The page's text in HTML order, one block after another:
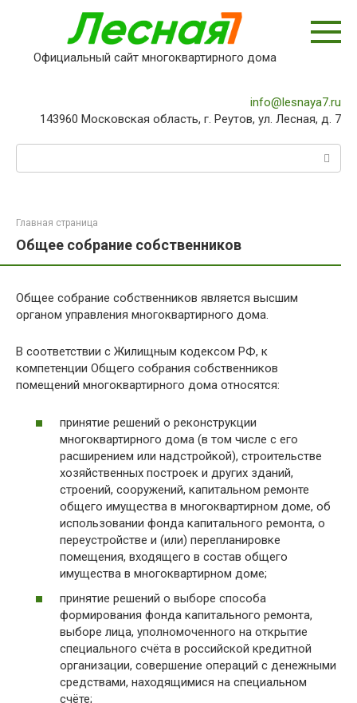
Официальный сайт многоквартирного дома
info@lesnaya7.ru
143960 Московская область, г. Реутов, ул. Лесная, д. 7
Главная страница
Общее собрание собственников
Общее собрание собственников является высшим
органом управления многоквартирного дома.
В соответствии с Жилищным кодексом РФ, к
компетенции Общего собрания собственников
помещений многоквартирного дома относятся:
принятие решений о реконструкции
многоквартирного дома (в том числе с его
расширением или надстройкой), строительстве
хозяйственных построек и других зданий,
строений, сооружений, капитальном ремонте
общего имущества в многоквартирном доме, об
использовании фонда капитального ремонта, о
переустройстве и (или) перепланировке
помещения, входящего в состав общего
имущества в многоквартирном доме;
принятие решений о выборе способа
формирования фонда капитального ремонта,
выборе лица, уполномоченного на открытие
специального счёта в российской кредитной
организации, совершение операций с денежными
средствами, находящимися на специальном
счёте;